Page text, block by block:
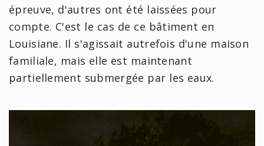
épreuve, d'autres ont été laissées pour
compte. C'est le cas de ce bâtiment en
Louisiane. Il s'agissait autrefois d'une maison
familiale, mais elle est maintenant
partiellement submergée par les eaux.